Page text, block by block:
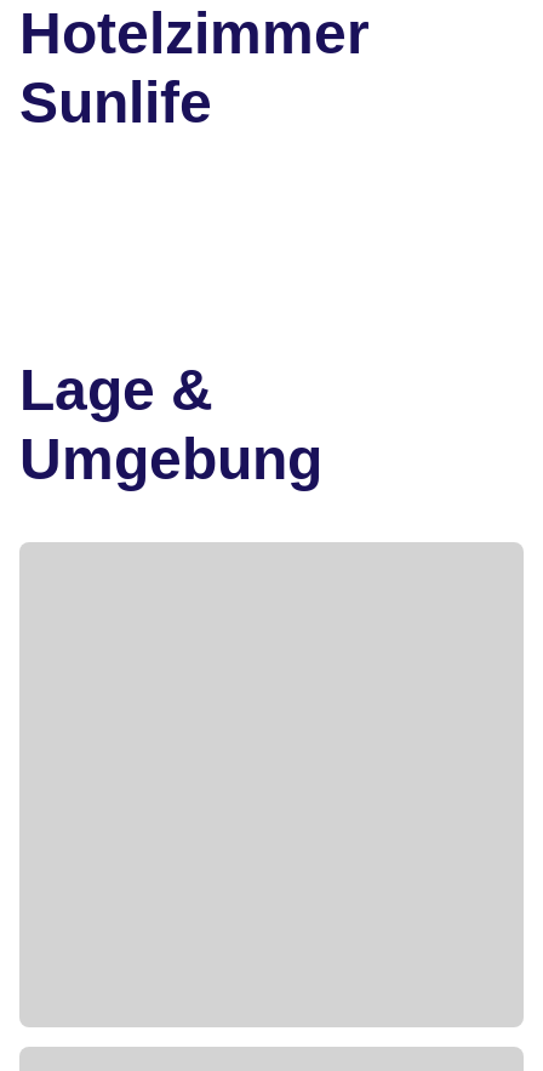
Hotelzimmer
Sunlife
Lage &
Umgebung